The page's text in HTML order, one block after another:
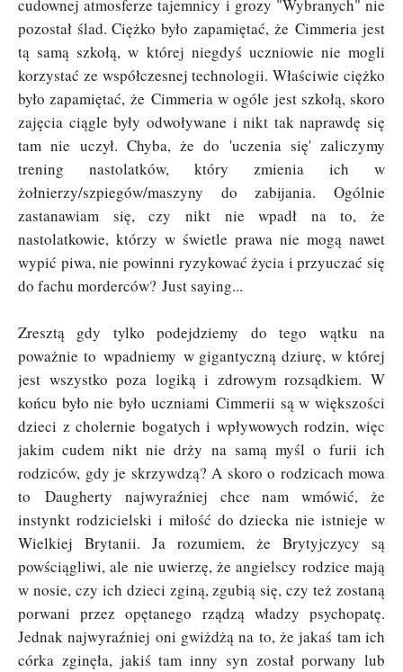
cudownej atmosferze tajemnicy i grozy "Wybranych" nie
pozostał ślad. Ciężko było zapamiętać, żeCimmeria jest
tą samą szkołą, w której niegdyś uczniowie nie mogli
korzystać ze współczesnej technologii. Właściwie ciężko
było zapamiętać, że Cimmeria w ogóle jest szkołą, skoro
zajęcia ciągle były odwoływane i nikt tak naprawdę się
tam nie uczył. Chyba, że do 'uczenia się' zaliczymy
trening nastolatków, który zmienia ich w
żołnierzy/szpiegów/maszyny do zabijania. Ogólnie
zastanawiam się, czy nikt nie wpadł na to, że
nastolatkowie, którzy w świetle prawa nie mogą nawet
wypić piwa, nie powinni ryzykować życia i przyuczać się
do fachu morderców? Just saying...
Zresztą gdy tylko podejdziemy do tego wątku na
poważnie to wpadniemy w gigantyczną dziurę, w której
jest wszystko poza logiką i zdrowym rozsądkiem. W
końcu było nie było uczniamiCimmerii są w większości
dzieci z cholernie bogatych i wpływowych rodzin, więc
jakim cudem nikt nie drży na samą myśl o furii ich
rodziców, gdy je skrzywdzą? A skoro o rodzicach mowa
to Daugherty najwyraźniej chce nam wmówić, że
instynkt rodzicielski i miłość do dziecka nie istnieje w
Wielkiej Brytanii. Ja rozumiem, że Brytyjczycy są
powściągliwi, ale nie uwierzę, że angielscy rodzice mają
w nosie, czy ich dzieci zginą, zgubią się, czy też zostaną
porwani przez opętanego rządzą władzy psychopatę.
Jednak najwyraźniej oni gwiżdżą na to, że jakaś tam ich
córka zginęła, jakiś tam inny syn został porwany lub